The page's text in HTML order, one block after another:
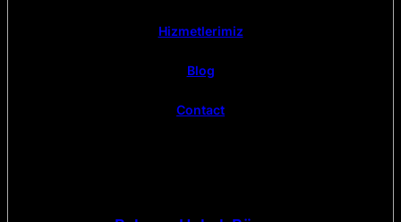
Hizmetlerimiz
Blog
Contact